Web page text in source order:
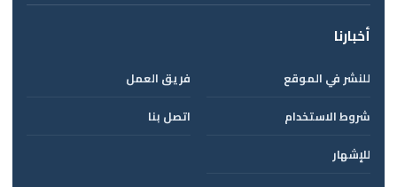
أخبارنا
للنشر في الموقع
فريق العمل
شروط الاستخدام
اتصل بنا
للإشهار